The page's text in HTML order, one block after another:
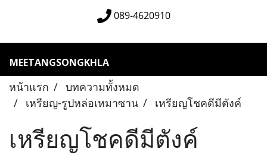
089-4620910
MEETANGSONGKHLA
หน้าแรก
บทความทั้งหมด
เหรียญ-รูปหล่อเหมาซาน
เหรียญโชคดีมีตังค์
เหรียญโชคดีมีตังค์